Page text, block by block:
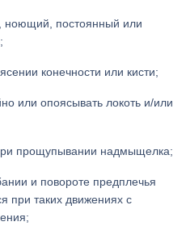
ноющий, постоянный или
конечности или кисти;
или опоясывать локоть и/или
прощупывании надмыщелка;
и повороте предплечья
при таких движениях с